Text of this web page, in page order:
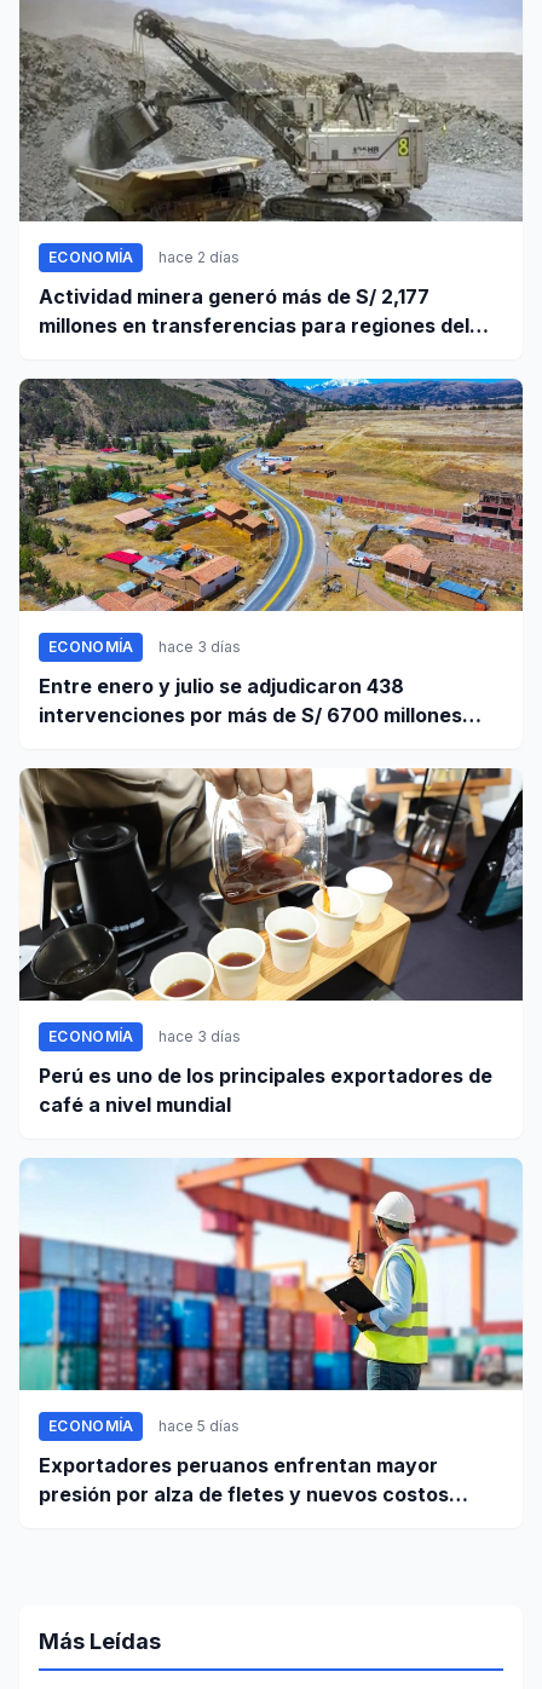
ECONOMÍA hace 2 días
Actividad minera generó más de S/ 2,177
millones en transferencias para regiones del
ECONOMÍA hace 3 días
Entre enero y julio se adjudicaron 438
intervenciones por más de S/ 6700 millones
ECONOMÍA hace 3 días
Perú es uno de los principales exportadores de
café a nivel mundial
ECONOMÍA hace 5 días
Exportadores peruanos enfrentan mayor
presión por alza de fletes y nuevos costos
Más Leídas